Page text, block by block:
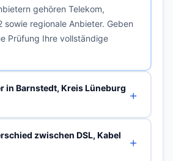
gehören Telekom,
sowie regionale Anbieter. Geben
Prüfung Ihre vollständige
in Barnstedt, Kreis Lüneburg
zwischen DSL, Kabel